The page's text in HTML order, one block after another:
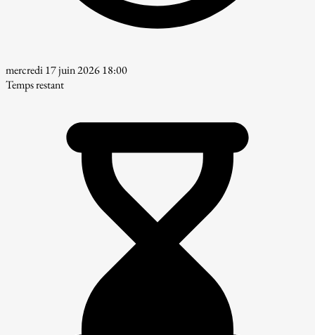
mercredi 17 juin 2026 18:00
Temps restant